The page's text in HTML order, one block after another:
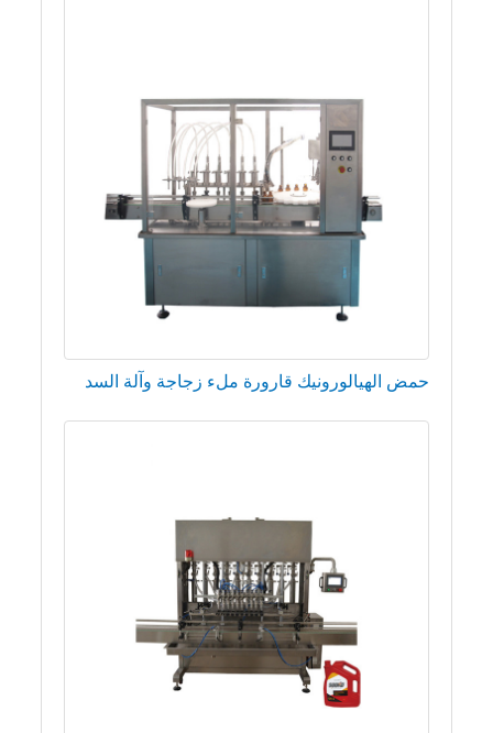
حمض الهيالورونيك قارورة ملء زجاجة وآلة السد